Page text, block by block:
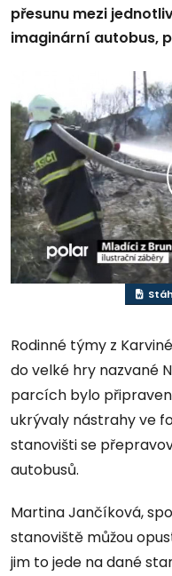
přesunu mezi
imaginární autobus,
Rodinné týmy z
do velké hry nazvané
parcích bylo
ukrývaly nástrahy ve
stanovišti se
autobusů.
Martina Jančíková,
stanoviště můžou
jim to jede na dané